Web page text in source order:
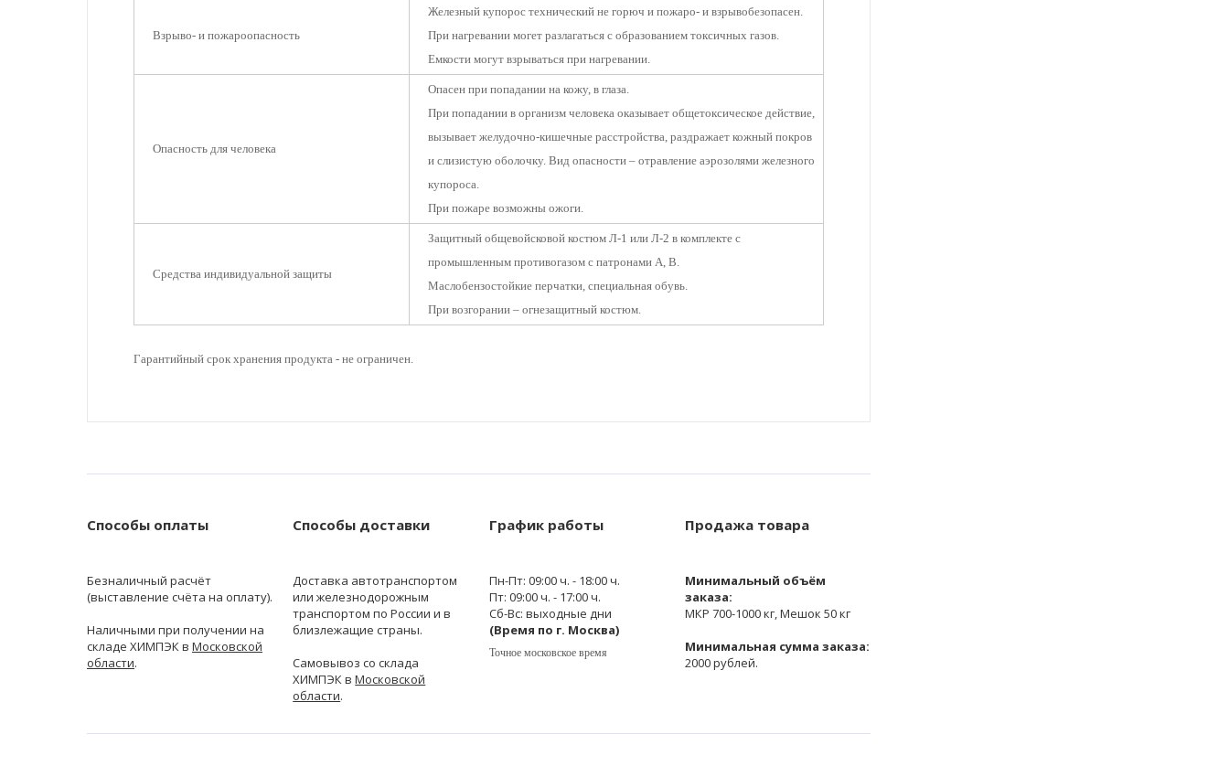
Взрыво- и пожароопасность
Железный купорос технический не горюч и пожаро- и взрывобезопасен.
При нагревании могет разлагаться с образованием токсичных газов.
Емкости могут взрываться при нагревании.
Опасность для человека
Опасен при попадании на кожу, в глаза.
При попадании в организм человека оказывает общетоксическое действие,
вызывает желудочно-кишечные расстройства, раздражает кожный покров
и слизистую оболочку. Вид опасности – отравление аэрозолями железного
купороса.
При пожаре возможны ожоги.
Средства индивидуальной защиты
Защитный общевойсковой костюм Л-1 или Л-2 в комплекте с
промышленным противогазом с патронами А, В.
Маслобензостойкие перчатки, специальная обувь.
При возгорании – огнезащитный костюм.
Гарантийный срок хранения продукта - не ограничен.
Способы оплаты
Безналичный расчёт
(выставление счёта на оплату).
Наличными при получении на
складе ХИМПЭК в Московской
области.
Способы доставки
Доставка автотранспортом
или железнодорожным
транспортом по России и в
близлежащие страны.
Самовывоз со склада
ХИМПЭК вМосковской
области.
График работы
Пн-Пт: 09:00 ч. - 18:00 ч.
Пт: 09:00 ч. - 17:00 ч.
Сб-Вс: выходные дни
(Время по г. Москва)
Точное московское время
Продажа товара
Минимальный объём
заказа:
МКР 700-1000 кг, Мешок 50 кг
Минимальная сумма заказа:
2000 рублей.